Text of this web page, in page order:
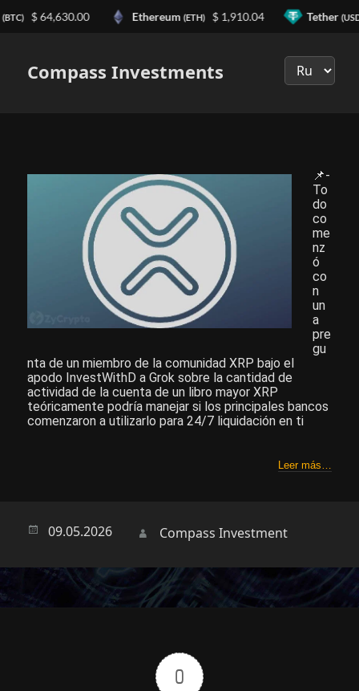
Compass Investments
📌-
To
do
co
me
nz
ó
co
n
un
a
pre
gu
nta de un miembro de la comunidad XRP bajo el
apodo InvestWithD a Grok sobre la cantidad de
actividad de la cuenta de un libro mayor XRP
teóricamente podría manejar si los principales bancos
comenzaron a utilizarlo para 24/7 liquidación en ti
Leer más…
09.05.2026 Автор
Compass Investment
0
(BTC) $ 64,630.00 Ethereum (ETH) $ 1,910.04 Tether